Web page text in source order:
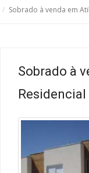
Sobrado à venda em
Sobrado à
Residencial